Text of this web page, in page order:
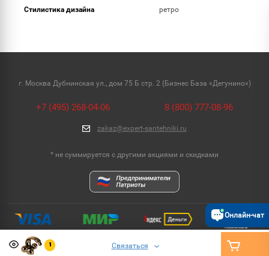
Стилистика дизайна ретро
г. Москва Дубнинская ул., дом 75 Б стр. 2 (Бизнес База «Дегунино»)
+7 (495) 268-04-06 8 (800) 777-08-96
zakaz@expert-santehniki.ru
* не суммируется с другими акциями и скидками
1 Связаться
Онлайн-чат